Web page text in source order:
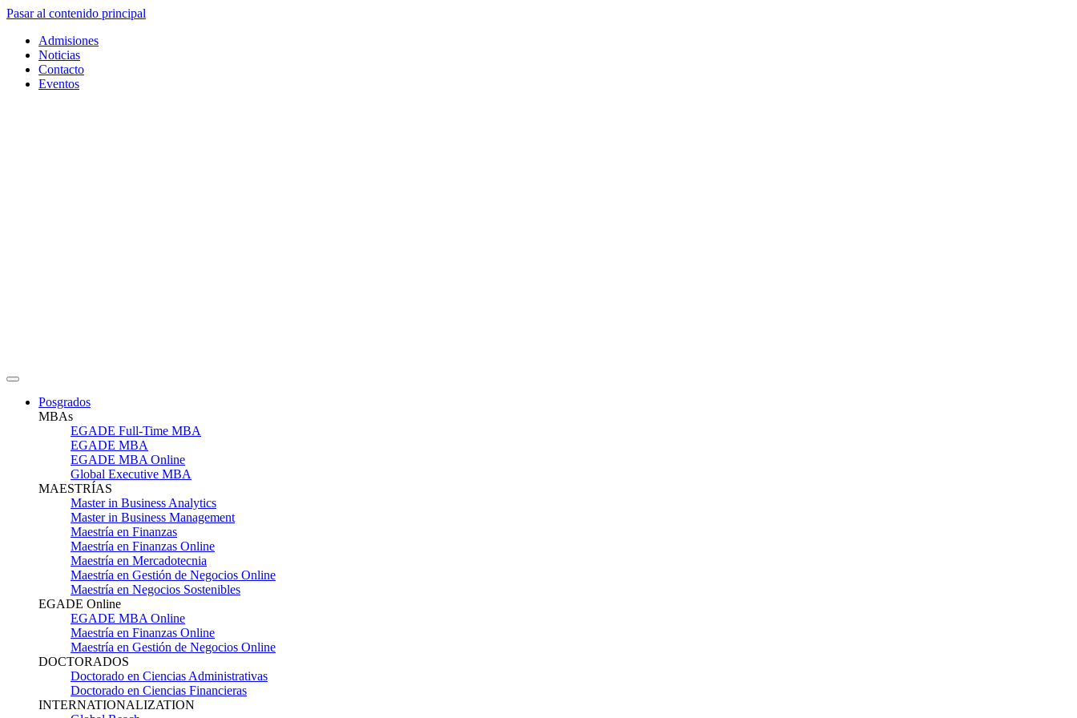
Pasar al contenido principal
Admisiones
Noticias
Contacto
Eventos
Posgrados
MBAs
EGADE Full-Time MBA
EGADE MBA
EGADE MBA Online
Global Executive MBA
MAESTRÍAS
Master in Business Analytics
Master in Business Management
Maestría en Finanzas
Maestría en Finanzas Online
Maestría en Mercadotecnia
Maestría en Gestión de Negocios Online
Maestría en Negocios Sostenibles
EGADE Online
EGADE MBA Online
Maestría en Finanzas Online
Maestría en Gestión de Negocios Online
DOCTORADOS
Doctorado en Ciencias Administrativas
Doctorado en Ciencias Financieras
INTERNATIONALIZATION